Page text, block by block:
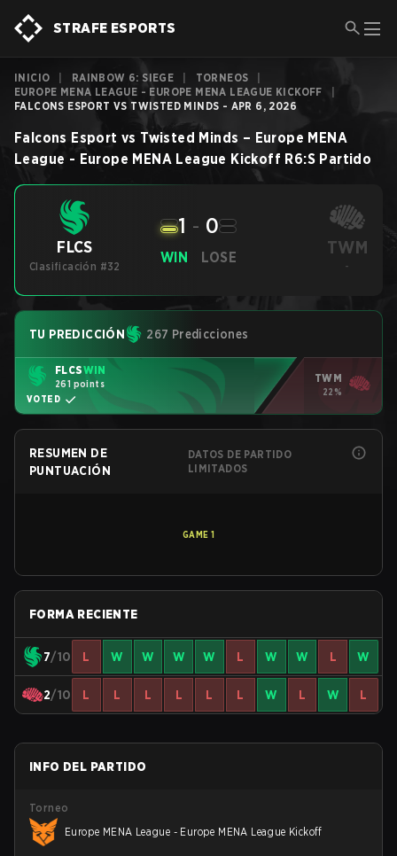
STRAFE ESPORTS
INICIO RAINBOW 6: SIEGE TORNEOS
EUROPE MENA LEAGUE - EUROPE MENA LEAGUE KICKOFF
FALCONS ESPORT VS TWISTED MINDS - APR 6, 2026
Falcons Esport vs Twisted Minds – Europe MENA
League - Europe MENA League Kickoff R6:S Partido
FLCS
Clasificación #32
WIN
1 - 0
LOSE TWM
-
TU PREDICCIÓN 267 Predicciones
FLCSWIN
261 points
VOTED
TWM
22%
RESUMEN DE
PUNTUACIÓN
DATOS DE PARTIDO
LIMITADOS
GAME 1
FORMA RECIENTE
7/10 L W W W W L W W L W
2/10 L L L L L L W L W L
INFO DEL PARTIDO
Torneo
Europe MENA League - Europe MENA League Kickoff